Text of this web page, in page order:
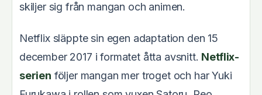
skiljer sig från mangan och animen.
Netflix släppte sin egen adaptation den 15
december 2017 i formatet åtta avsnitt. Netflix-
serien följer mangan mer troget och har Yuki